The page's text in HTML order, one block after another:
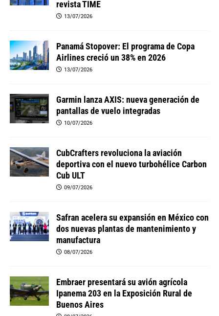
revista TIME
13/07/2026
Panamá Stopover: El programa de Copa
Airlines creció un 38% en 2026
13/07/2026
Garmin lanza AXIS: nueva generación de
pantallas de vuelo integradas
10/07/2026
CubCrafters revoluciona la aviación
deportiva con el nuevo turbohélice Carbon
Cub ULT
09/07/2026
Safran acelera su expansión en México con
dos nuevas plantas de mantenimiento y
manufactura
08/07/2026
Embraer presentará su avión agrícola
Ipanema 203 en la Exposición Rural de
Buenos Aires